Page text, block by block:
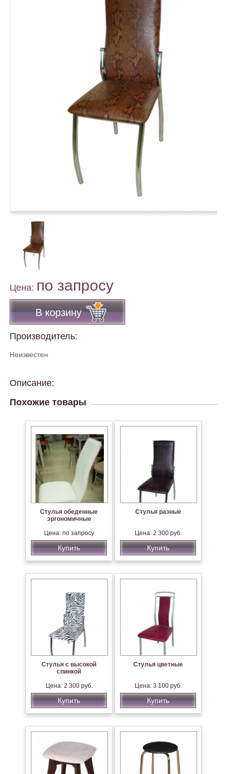
Цена: по запросу
В корзину
Производитель:
Неизвестен
Описание:
Похожие товары
Стулья обеденные
эргономичные
Цена: по запросу
Купить
Стулья разные
Цена: 2 300 руб.
Купить
Стулья с высокой
спинкой
Цена: 2 300 руб.
Купить
Стулья цветные
Цена: 3 100 руб.
Купить